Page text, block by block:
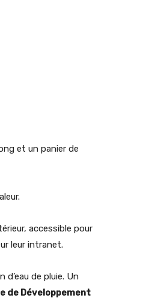
et un panier de
accessible pour
leur intranet.
d’eau de pluie. Un
de Développement